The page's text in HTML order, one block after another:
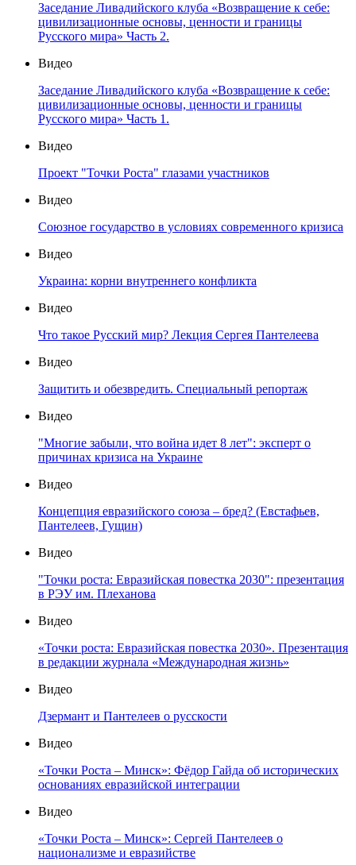
Заседание Ливадийского клуба «Возвращение к себе:
цивилизационные основы, ценности и границы
Русского мира» Часть 2.
Видео
Заседание Ливадийского клуба «Возвращение к себе:
цивилизационные основы, ценности и границы
Русского мира» Часть 1.
Видео
Проект "Точки Роста" глазами участников
Видео
Союзное государство в условиях современного кризиса
Видео
Украина: корни внутреннего конфликта
Видео
Что такое Русский мир? Лекция Сергея Пантелеева
Видео
Защитить и обезвредить. Специальный репортаж
Видео
"Многие забыли, что война идет 8 лет": эксперт о
причинах кризиса на Украине
Видео
Концепция евразийского союза – бред? (Евстафьев,
Пантелеев, Гущин)
Видео
"Точки роста: Евразийская повестка 2030": презентация
в РЭУ им. Плеханова
Видео
«Точки роста: Евразийская повестка 2030». Презентация
в редакции журнала «Международная жизнь»
Видео
Дзермант и Пантелеев о русскости
Видео
«Точки Роста – Минск»: Фёдор Гайда об исторических
основаниях евразийской интеграции
Видео
«Точки Роста – Минск»: Сергей Пантелеев о
национализме и евразийстве